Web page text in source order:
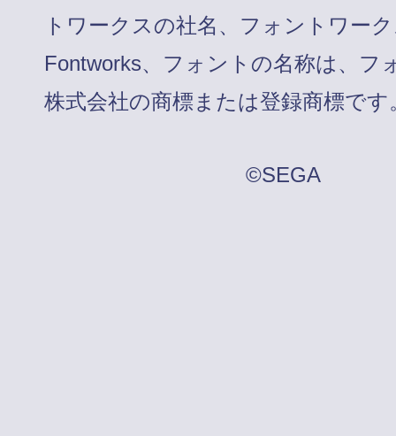
トワークスの社名、フォントワー
Fontworks、フォントの名称は、フ
株式会社の商標または登録商標です
©SEGA